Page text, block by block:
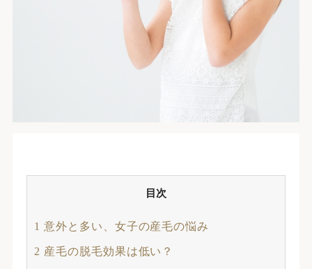
目次
1 意外と多い、女子の産毛の悩み
2 産毛の脱毛効果は低い？